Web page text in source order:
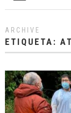
ARCHIVE
ETIQUETA: